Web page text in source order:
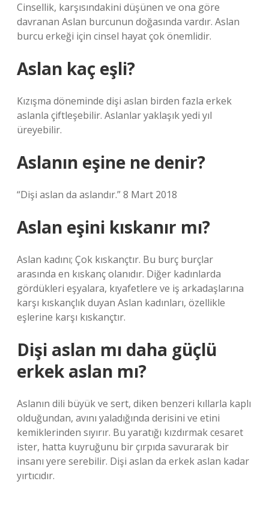
Cinsellik, karşısındakini düşünen ve ona göre
davranan Aslan burcunun doğasında vardır. Aslan
burcu erkeği için cinsel hayat çok önemlidir.
Aslan kaç eşli?
Kızışma döneminde dişi aslan birden fazla erkek
aslanla çiftleşebilir. Aslanlar yaklaşık yedi yıl
üreyebilir.
Aslanın eşine ne denir?
“Dişi aslan da aslandır.” 8 Mart 2018
Aslan eşini kıskanır mı?
Aslan kadını; Çok kıskançtır. Bu burç burçlar
arasında en kıskanç olanıdır. Diğer kadınlarda
gördükleri eşyalara, kıyafetlere ve iş arkadaşlarına
karşı kıskançlık duyan Aslan kadınları, özellikle
eşlerine karşı kıskançtır.
Dişi aslan mı daha güçlü
erkek aslan mı?
Aslanın dili büyük ve sert, diken benzeri kıllarla kaplı
olduğundan, avını yaladığında derisini ve etini
kemiklerinden sıyırır. Bu yaratığı kızdırmak cesaret
ister, hatta kuyruğunu bir çırpıda savurarak bir
insanı yere serebilir. Dişi aslan da erkek aslan kadar
yırtıcıdır.